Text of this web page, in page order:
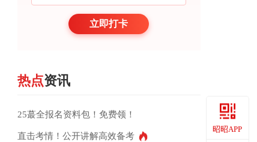
立即打卡
热点资讯
25蕞全报名资料包！免费领！
直击考情！公开讲解高效备考
昭昭APP